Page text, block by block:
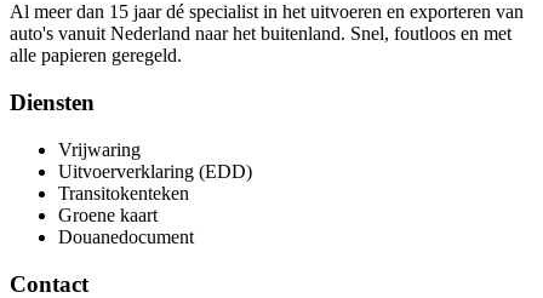
Al meer dan 15 jaar dé specialist in het uitvoeren en exporteren van
auto's vanuit Nederland naar het buitenland. Snel, foutloos en met
alle papieren geregeld.
Diensten
Vrijwaring
Uitvoerverklaring (EDD)
Transitokenteken
Groene kaart
Douanedocument
Contact